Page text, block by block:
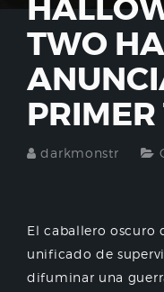
TWO
darkmonstr
El caballero oscuro
unificado de
difuminar una